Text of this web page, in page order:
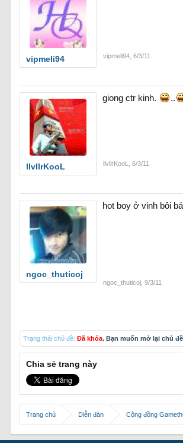
vipmeli94 vipmeli94 6/3/11
llvllrKooL
giong ctr kinh. ..
llvllrKooL 6/3/11
ngoc_thuticoj
hot boy ở vinh bôi
ngoc_thuticoj 9/3/11
Trạng thái chủ đề: Đã khóa. Bạn muốn mở lại chủ
Chia sẻ trang này
Trang chủ Diễn đàn Cộng đồng